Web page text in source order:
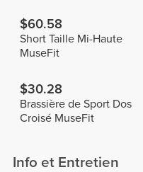
$60.58
Short Taille Mi-Haute
MuseFit
$30.28
Brassière de Sport Dos
Croisé MuseFit
Info et Entretien